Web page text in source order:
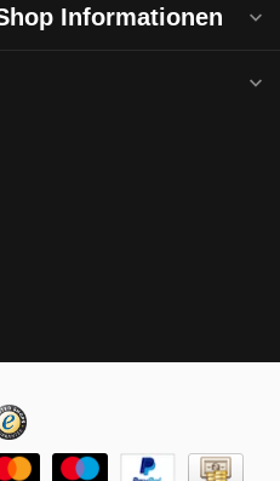
Informationen